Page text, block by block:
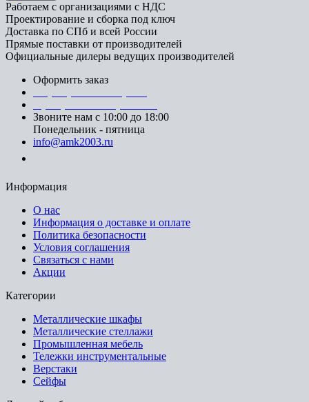
Работаем с организациями с НДС
Проектирование и сборка под ключ
Доставка по СПб и всей России
Прямые поставки от производителей
Официальные дилеры ведущих производителей
Оформить заказ
Звоните нам с 10:00 до 18:00
Понедельник - пятница
info@amk2003.ru
Информация
О нас
Информация о доставке и оплате
Политика безопасности
Условия соглашения
Связаться с нами
Акции
Категории
Металлические шкафы
Металлические стеллажи
Промышленная мебель
Тележки инструментальные
Верстаки
Сейфы